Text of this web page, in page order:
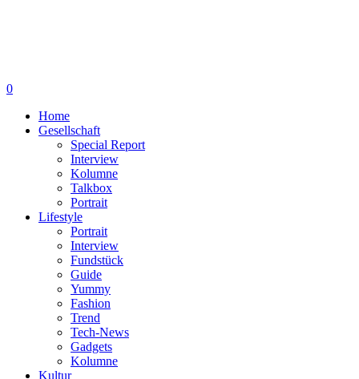
0
Home
Gesellschaft
Special Report
Interview
Kolumne
Talkbox
Portrait
Lifestyle
Portrait
Interview
Fundstück
Guide
Yummy
Fashion
Trend
Tech-News
Gadgets
Kolumne
Kultur